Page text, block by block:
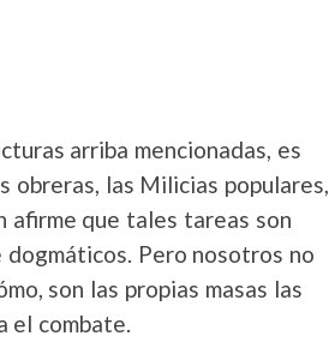
arriba mencionadas, es
obreras, las Milicias populares,
afirme que tales tareas son
Pero nosotros no
son las propias masas las
el combate.